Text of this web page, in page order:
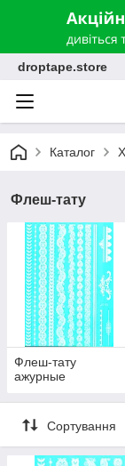
droptape.store
Каталог
Флеш-тату
Флеш-тату
ажурные
Сортування